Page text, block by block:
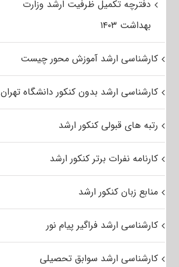
دفترچه تکمیل ظرفیت ارشد وزارت
بهداشت ۱۴۰۳
کارشناسی ارشد آموزش محور چیست
کارشناسی ارشد بدون کنکور دانشگاه تهران
رتبه های قبولی کنکور ارشد
کارنامه نفرات برتر کنکور ارشد
منابع زبان کنکور ارشد
کارشناسی ارشد فراگیر پیام نور
کارشناسی ارشد سوابق تحصیلی